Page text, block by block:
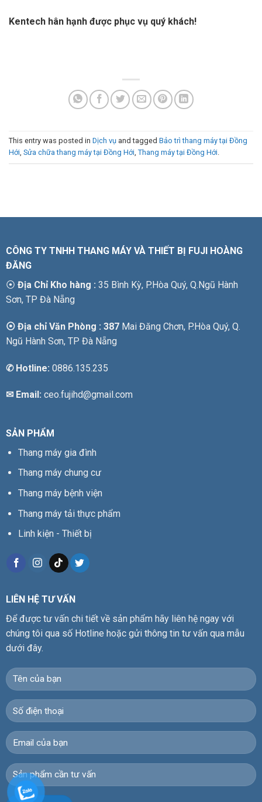
Kentech hân hạnh được phục vụ quý khách!
This entry was posted in Dịch vụ and tagged Bảo trì thang máy tại Đồng
Hới, Sửa chữa thang máy tại Đồng Hới, Thang máy tại Đồng Hới.
CÔNG TY TNHH THANG MÁY VÀ THIẾT BỊ FUJI HOÀNG
ĐĂNG
⦿ Địa Chỉ Kho hàng : 35 Bình Kỳ, P.Hòa Quý, Q.Ngũ Hành
Sơn, TP Đà Nẵng
⦿ Địa chỉ Văn Phòng : 387 Mai Đăng Chơn, P.Hòa Quý, Q.
Ngũ Hành Sơn, TP Đà Nẵng
✆Hotline: 0886.135.235
✉ Email: ceo.fujihd@gmail.com
SẢN PHẨM
Thang máy gia đình
Thang máy chung cư
Thang máy bệnh viện
Thang máy tải thực phẩm
Linh kiện - Thiết bị
LIÊN HỆ TƯ VẤN
Để được tư vấn chi tiết về sản phẩm hãy liên hệ ngay với
chúng tôi qua số Hotline hoặc gửi thông tin tư vấn qua mẫu
dưới đây.